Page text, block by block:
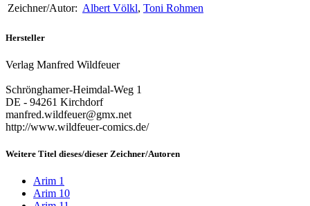
Zeichner/Autor: Albert Völkl, Toni Rohmen
Hersteller
Verlag Manfred Wildfeuer
Schrönghamer-Heimdal-Weg 1
DE - 94261 Kirchdorf
manfred.wildfeuer@gmx.net
http://www.wildfeuer-comics.de/
Weitere Titel dieses/dieser Zeichner/Autoren
Arim 1
Arim 10